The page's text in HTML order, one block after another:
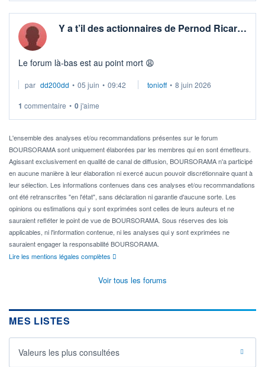
Y a t’il des actionnaires de Pernod Ricar…
Le forum là-bas est au point mort 😩
par dd200dd • 05 juin • 09:42 tonioff • 8 juin 2026
1 commentaire • 0j'aime
L'ensemble des analyses et/ou recommandations présentes sur le forum
BOURSORAMA sont uniquement élaborées par les membres qui en sont émetteurs.
Agissant exclusivement en qualité de canal de diffusion, BOURSORAMA n'a participé
en aucune manière à leur élaboration ni exercé aucun pouvoir discrétionnaire quant à
leur sélection. Les informations contenues dans ces analyses et/ou recommandations
ont été retranscrites "en l'état", sans déclaration ni garantie d'aucune sorte. Les
opinions ou estimations qui y sont exprimées sont celles de leurs auteurs et ne
sauraient refléter le point de vue de BOURSORAMA. Sous réserves des lois
applicables, ni l'information contenue, ni les analyses qui y sont exprimées ne
sauraient engager la responsabilité BOURSORAMA.
Lire les mentions légales complètes
Voir tous les forums
MES LISTES
Valeurs les plus consultées